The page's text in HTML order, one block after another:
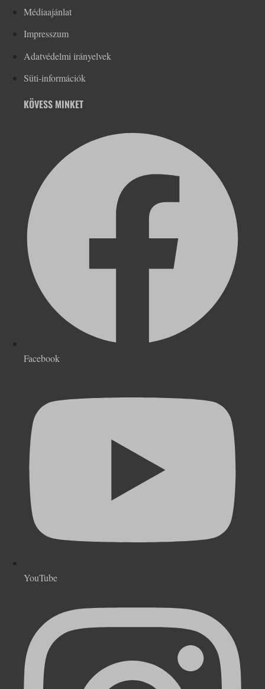
Médiaajánlat
Impresszum
Adatvédelmi irányelvek
Süti-információk
KÖVESS MINKET
Facebook
YouTube